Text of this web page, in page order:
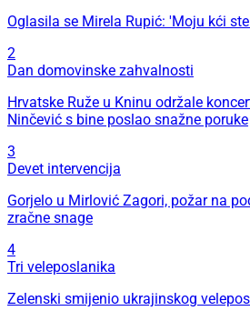
Oglasila se Mirela Rupić: 'Moju kći
2
Dan domovinske zahvalnosti
Hrvatske Ruže u Kninu održale
Ninčević s bine poslao snažne poruke
3
Devet intervencija
Gorjelo u Mirlović Zagori, požar na
zračne snage
4
Tri veleposlanika
Zelenski smijenio ukrajinskog